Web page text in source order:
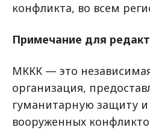
конфликта, во всем
Примечание для
МККК — это
организация,
гуманитарную защиту
вооруженных